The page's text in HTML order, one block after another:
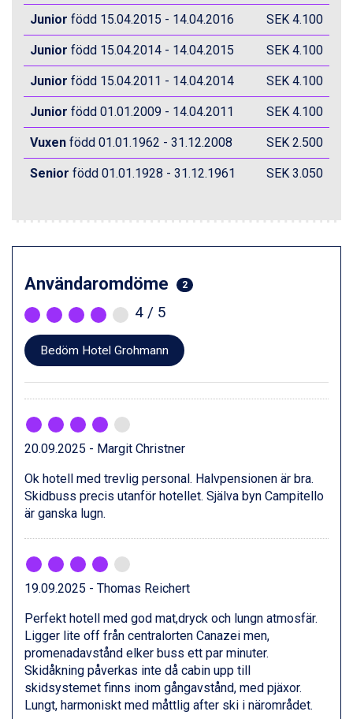
St. Anton från 11.245 kr.
Zell am See från 6.295 kr.
Canazei från 7.195 kr.
Ponte di Legno från 7.395 kr.
Bad Gastein från 6.295 kr.
Sauze dOulx från 6.145 kr.
Alleghe från 8.545 kr.
Arabba från 11.045 kr.
La Thuile från 7.045 kr.
Cervinia från 8.245 kr.
Saalbach från 9.445 kr.
Sestriere från 6.945 kr.
Ischgl från 11.295 kr.
Wagrain från 7.095 kr.
Fieberbrunn från 9.645 kr.
Val Thorens från 8.395 kr.
Livigno från 5.595 kr.
Ponte di Legno från 7.395 kr.
Bad Gastein från 6.295 kr.
Sauze dOulx från 6.145 kr.
Alleghe från 8.545 kr.
Arabba från 11.045 kr.
Bad Hofgastein från 8.595 kr.
Passo Tonale från 5.895 kr.
Saalbach från 9.445 kr.
Champoluc från 5.945 kr.
Sestriere från 6.945 kr.
Ischgl från 11.295 kr.
Wagrain från 7.095 kr.
Fieberbrunn från 9.645 kr.
Junior född 15.04.2015 - 14.04.2016 SEK 4.100
Junior född 15.04.2014 - 14.04.2015 SEK 4.100
Junior född 15.04.2011 - 14.04.2014 SEK 4.100
Junior född 01.01.2009 - 14.04.2011 SEK 4.100
Vuxen född 01.01.1962 - 31.12.2008 SEK 2.500
Senior född 01.01.1928 - 31.12.1961 SEK 3.050
Användaromdöme 2
4 / 5
Bedöm Hotel Grohmann
20.09.2025 - Margit Christner
Ok hotell med trevlig personal. Halvpensionen är bra.
Skidbuss precis utanför hotellet. Själva byn Campitello
är ganska lugn.
19.09.2025 - Thomas Reichert
Perfekt hotell med god mat,dryck och lungn atmosfär.
Ligger lite off från centralorten Canazei men,
promenadavstånd elker buss ett par minuter.
Skidåkning påverkas inte då cabin upp till
skidsystemet finns inom gångavstånd, med pjäxor.
Lungt, harmoniskt med måttlig after ski i närområdet.